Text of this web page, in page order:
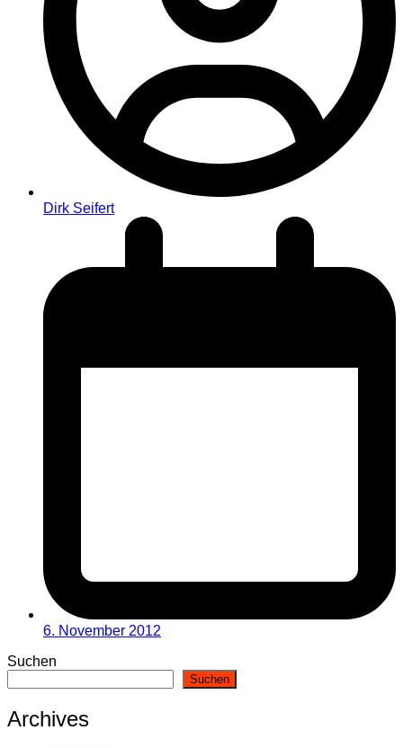
Dirk Seifert
6. November 2012
Suchen
Suchen
Archives